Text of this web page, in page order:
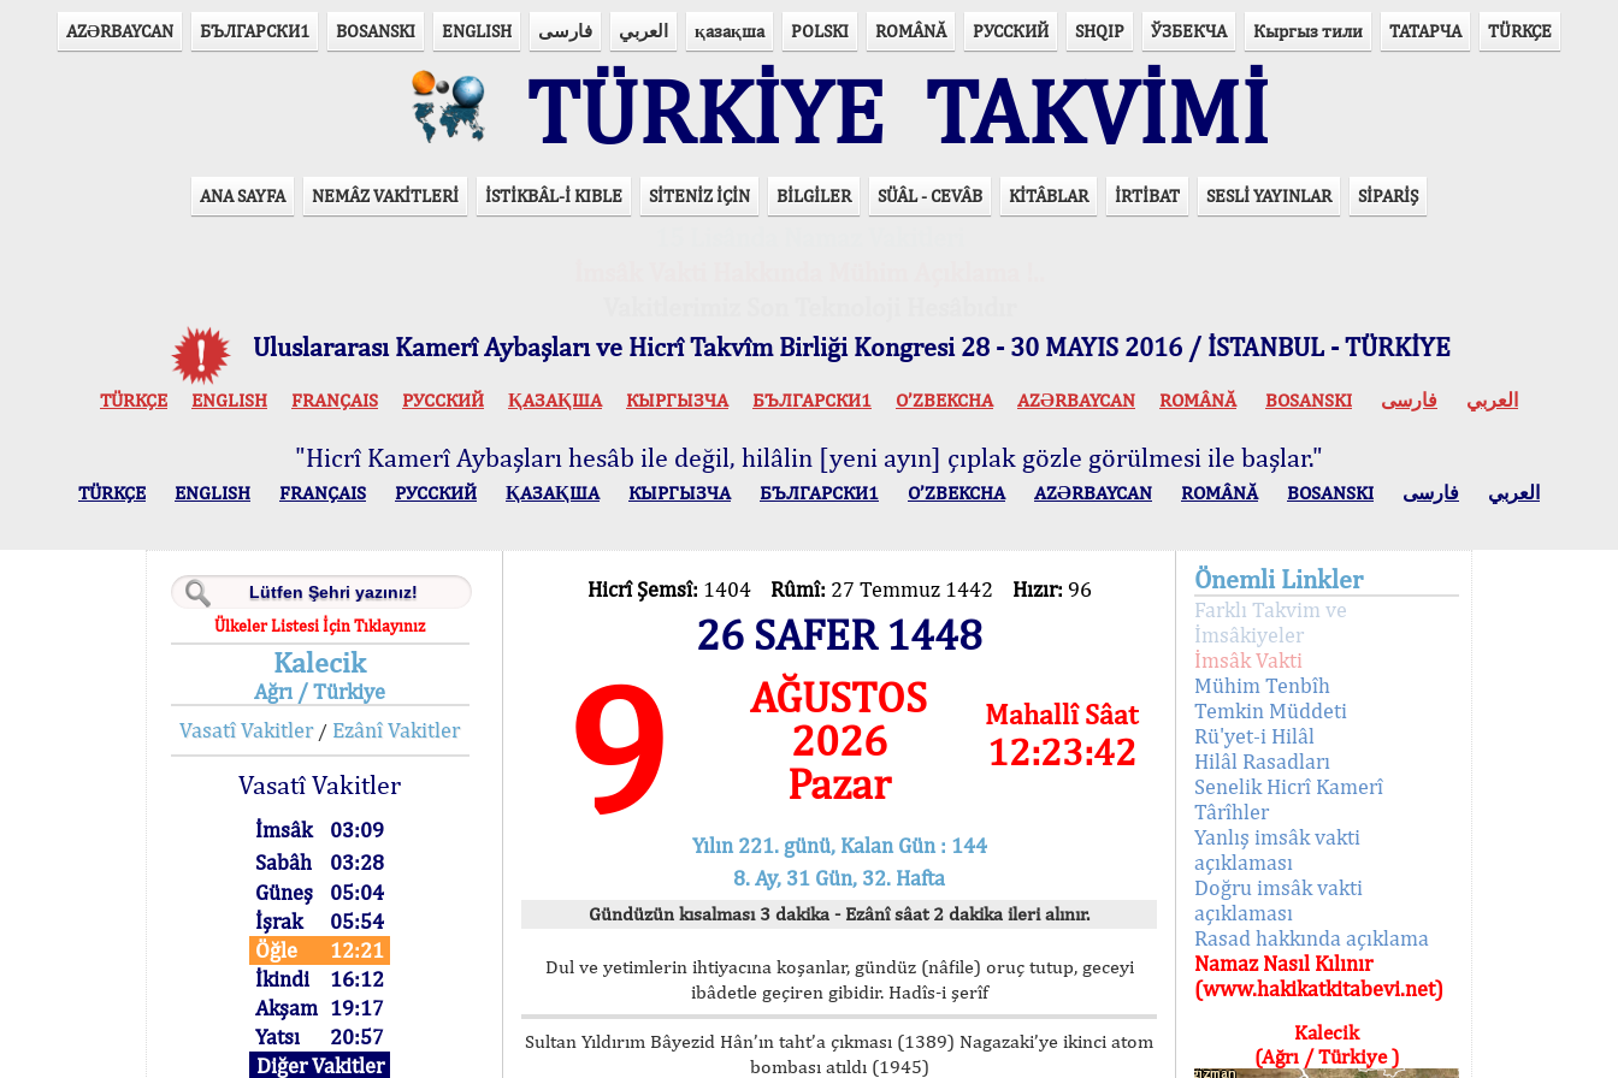
AZӘRBAYCAN БЪЛГАРСКИ1 BOSANSKI ENGLISH فارسی العربي қазақша POLSKI ROMÂNĂ РУССКИЙ SHQIP ЎЗБЕКЧА Кыргыз тили ТАТАРЧА TÜRKÇE
TÜRKİYE TAKVİMİ
ANA SAYFA NEMÂZ VAKİTLERİ İSTİKBÂL-İ KIBLE SİTENİZ İÇİN BİLGİLER SÜÂL - CEVÂB KİTÂBLAR İRTİBAT SESLİ YAYINLAR SİPARİŞ
Uluslararası Kamerî Aybaşları ve Hicrî Takvîm Birliği Kongresi 28 - 30 MAYIS 2016 / İSTANBUL - TÜRKİYE
TÜRKÇE ENGLISH FRANÇAIS РУССКИЙ ҚАЗАҚША КЫPГЫЗЧA БЪЛГАРСКИ1 O’ZBEKCHA AZӘRBAYCAN ROMÂNĂ BOSANSKI العربي فارسی
"Hicrî Kamerî Aybaşları hesâb ile değil, hilâlin [yeni ayın] çıplak gözle görülmesi ile başlar."
TÜRKÇE ENGLISH FRANÇAIS РУССКИЙ ҚАЗАҚША КЫPГЫЗЧA БЪЛГАРСКИ1 O’ZBEKCHA AZӘRBAYCAN ROMÂNĂ BOSANSKI العربي فارسی
Ülkeler Listesi İçin Tıklayınız
Kalecik
Ağrı / Türkiye
Vasatî Vakitler/ Ezânî Vakitler
Vasatî Vakitler
İmsâk
03:09
Sabâh
03:28
Güneş
05:04
İşrak
05:54
Öğle
12:21
İkindi
16:12
Akşam 19:17
Yatsı
20:57
Diğer Vakitler
Hicrî Şemsî: 1404 Rûmî: 27 Temmuz 1442 Hızır: 96
26 SAFER 1448
9
AĞUSTOS
2026
Pazar
Mahallî Sâat
12:23:42
Yılın 221. günü, Kalan Gün : 144
8. Ay, 31 Gün, 32. Hafta
Gündüzün kısalması 3 dakika - Ezânî sâat 2 dakika ileri alınır.
Dul ve yetimlerin ihtiyacına koşanlar, gündüz (nâfile) oruç tutup, geceyi
ibâdetle geçiren gibidir. Hadîs-i şerîf
Sultan Yıldırım Bâyezid Hân’ın taht’a çıkması (1389) Nagazaki’ye ikinci atom
bombası atıldı (1945)
Önemli Linkler
Farklı Takvim ve
İmsâkiyeler
İmsâk Vakti
Mühim Tenbîh
Temkin Müddeti
Rü'yet-i Hilâl
Hilâl Rasadları
Senelik Hicrî Kamerî
Târîhler
Yanlış imsâk vakti
açıklaması
Doğru imsâk vakti
açıklaması
Rasad hakkında açıklama
Namaz Nasıl Kılınır
(www.hakikatkitabevi.net)
Kalecik
(Ağrı / Türkiye )